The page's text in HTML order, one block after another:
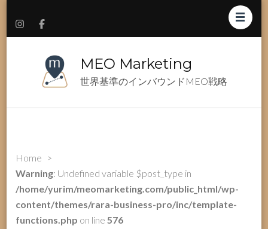
MEO Marketing
世界基準のインバウンドMEO戦略
Home >
Warning: Undefined variable $post_type in
/home/yurim/meomarketing.com/public_html/wp-
content/themes/rara-business-pro/inc/template-
functions.php on line576